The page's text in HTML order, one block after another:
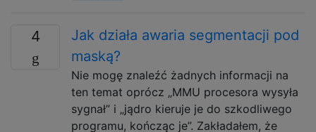
4
Jak działa awaria segmentacji pod
maską?
Nie mogę znaleźć żadnych informacji na
ten temat oprócz „MMU procesora wysyła
sygnał” i „jądro kieruje je do szkodliwego
programu, kończąc je”. Zakładałem, że